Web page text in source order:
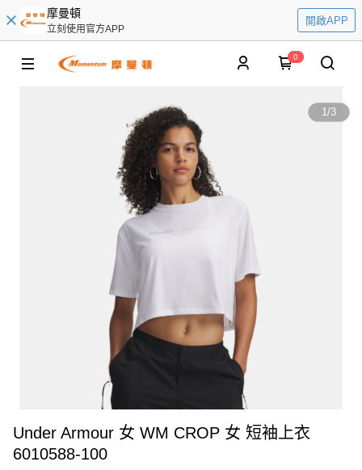
摩曼頓
立刻使用官方APP
開啟APP
0
1/3
Under Armour 女 WM CROP 女 短袖上衣
6010588-100